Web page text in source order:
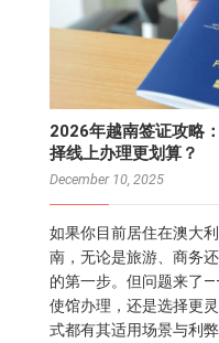
2026年越南签证攻略
择线上办理更划算？
December 10, 2025
如果你目前居住在澳大
南，无论是旅游、商务
的第一步。但问题来了
使馆办理，还是选择更
式都有其适用场景与利